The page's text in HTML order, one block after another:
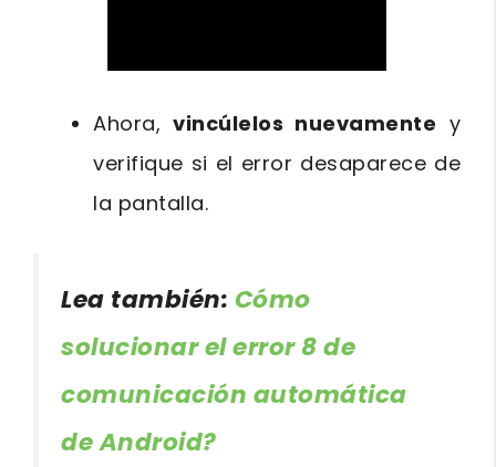
Ahora,vincúlelos nuevamente y
verifique si el error desaparece de
la pantalla.
Lea también: Cómo
solucionar el error 8 de
comunicación automática
de Android?